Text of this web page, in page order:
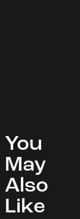
You
May
Also
Like